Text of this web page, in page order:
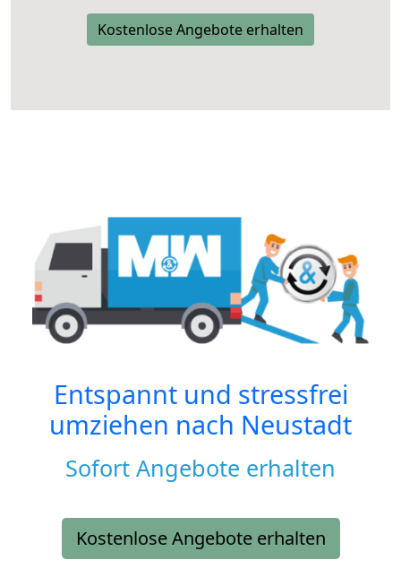
Kostenlose Angebote erhalten
Entspannt und stressfrei
umziehen nach Neustadt
Sofort Angebote erhalten
Kostenlose Angebote erhalten